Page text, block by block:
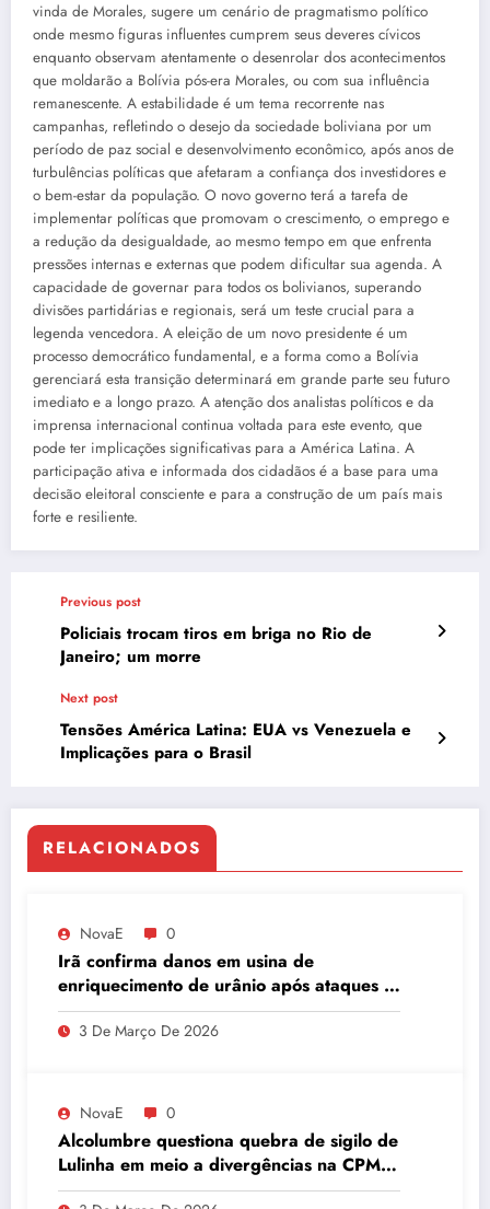
vinda de Morales, sugere um cenário de pragmatismo político
onde mesmo figuras influentes cumprem seus deveres cívicos
enquanto observam atentamente o desenrolar dos acontecimentos
que moldarão a Bolívia pós-era Morales, ou com sua influência
remanescente. A estabilidade é um tema recorrente nas
campanhas, refletindo o desejo da sociedade boliviana por um
período de paz social e desenvolvimento econômico, após anos de
turbulências políticas que afetaram a confiança dos investidores e
o bem-estar da população. O novo governo terá a tarefa de
implementar políticas que promovam o crescimento, o emprego e
a redução da desigualdade, ao mesmo tempo em que enfrenta
pressões internas e externas que podem dificultar sua agenda. A
capacidade de governar para todos os bolivianos, superando
divisões partidárias e regionais, será um teste crucial para a
legenda vencedora. A eleição de um novo presidente é um
processo democrático fundamental, e a forma como a Bolívia
gerenciará esta transição determinará em grande parte seu futuro
imediato e a longo prazo. A atenção dos analistas políticos e da
imprensa internacional continua voltada para este evento, que
pode ter implicações significativas para a América Latina. A
participação ativa e informada dos cidadãos é a base para uma
decisão eleitoral consciente e para a construção de um país mais
forte e resiliente.
Previous post
Policiais trocam tiros em briga no Rio de
Janeiro; um morre
Next post
Tensões América Latina: EUA vs Venezuela e
Implicações para o Brasil
RELACIONADOS
NovaE 0
Irã confirma danos em usina de
enriquecimento de urânio após ataques e
embaixador evita detalhes sobre
quantidade de urânio enriquecido
3 De Março De 2026
NovaE 0
Alcolumbre questiona quebra de sigilo de
Lulinha em meio a divergências na CPMI
do INSS